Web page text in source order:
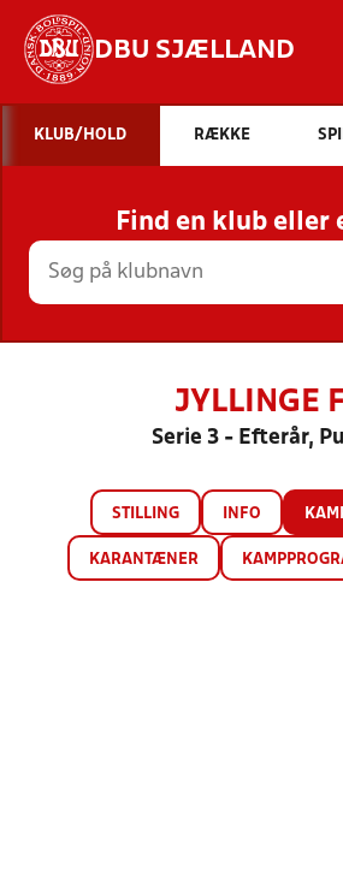
DBU SJÆLLAND
STILLINGER, RESULTATER,
HOLD
KLUB/HOLD RÆKKE
Find en klub eller
JYLLINGE
Serie 3 - Efterår,
STILLING INFO
KARANTÆNER